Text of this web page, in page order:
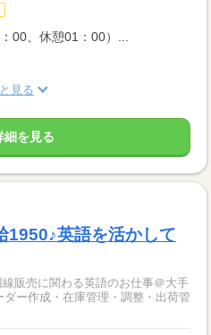
00、休憩01：00）...
見る
細を見る
英語を活かして
販売に関わる英語のお仕事＠大手
ー作成・在庫管理・調整・出荷管